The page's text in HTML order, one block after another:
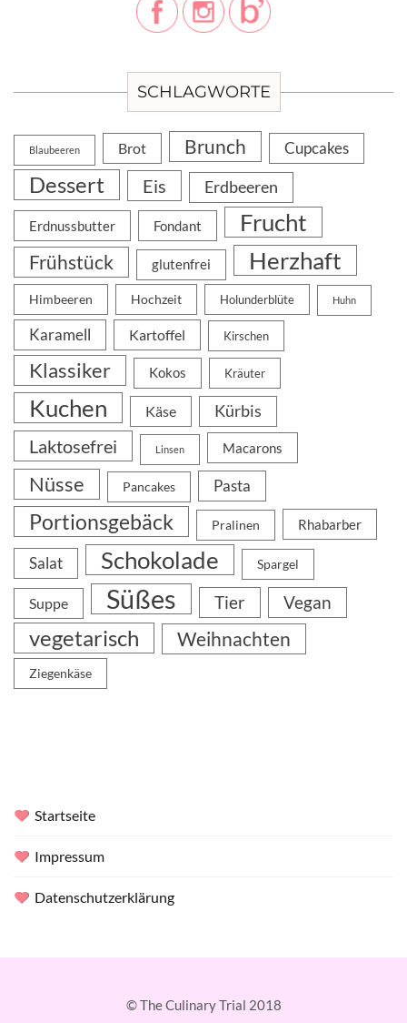
SCHLAGWORTE
Blaubeeren Brot Brunch Cupcakes
Dessert Eis Erdbeeren
Erdnussbutter Fondant Frucht
Frühstück glutenfrei Herzhaft
Himbeeren Hochzeit Holunderblüte Huhn
Karamell Kartoffel Kirschen
Klassiker Kokos Kräuter
Kuchen Käse Kürbis
Laktosefrei Linsen Macarons
Nüsse Pancakes Pasta
Portionsgebäck Pralinen Rhabarber
Salat Schokolade Spargel
Suppe Süßes Tier Vegan
vegetarisch Weihnachten
Ziegenkäse
Startseite
Impressum
Datenschutzerklärung
© The Culinary Trial 2018